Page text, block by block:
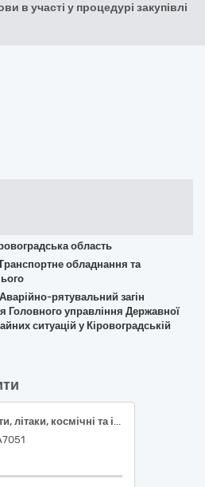
в участі у процедурі закупівлі
область
Транспортне обладнання та
рятувальний загін
Головного управління Державної
ситуацій у Кіровоградській
34710000-7 Вертольоти, літаки, космічні та інші літальні апарати з двигуном (Квадрокоптер DJI Matrice 4T в комплекті (техніка спеціального призначення))